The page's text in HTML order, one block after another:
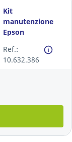
Kit
manutenzione
Epson
Ref.:
10.632.386